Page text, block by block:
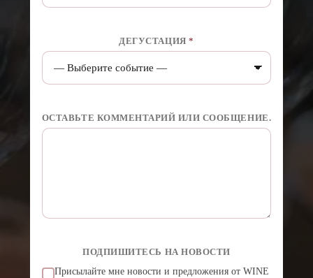
ДЕГУСТАЦИЯ*
ОСТАВЬТЕ КОММЕНТАРИЙ ИЛИ СООБЩЕНИЕ.
ПОДПИШИТЕСЬ НА НОВОСТИ
Присылайте мне новости и предложения от WINE